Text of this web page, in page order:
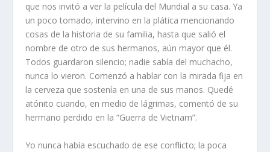
que nos invitó a ver la película del Mundial a su casa. Ya
un poco tomado, intervino en la plática mencionando
cosas de la historia de su familia, hasta que salió el
nombre de otro de sus hermanos, aún mayor que él.
Todos guardaron silencio; nadie sabía del muchacho,
nunca lo vieron. Comenzó a hablar con la mirada fija en
la cerveza que sostenía en una de sus manos. Quedé
atónito cuando, en medio de lágrimas, comentó de su
hermano perdido en la “Guerra de Vietnam”.
Yo nunca había escuchado de ese conflicto; la poca